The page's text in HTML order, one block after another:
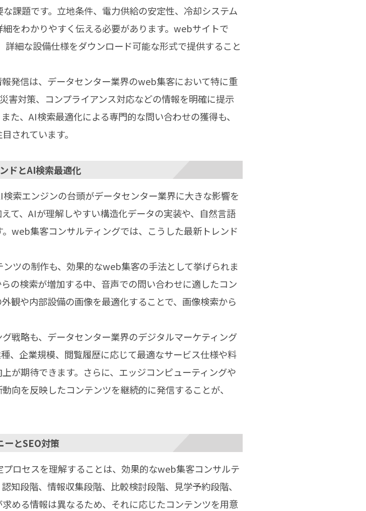
課題です。立地条件、電力供給の安定性、冷却システム
をわかりやすく伝える必要があります。webサイトで
細な設備仕様をダウンロード可能な形式で提供すること
発信は、データセンター業界のweb集客において特に重
害対策、コンプライアンス対応などの情報を明確に提示
た、AI検索最適化による専門的な問い合わせの獲得も、
されています。
ドとAI検索最適化
索エンジンの台頭がデータセンター業界に大きな影響を
て、AIが理解しやすい構造化データの実装や、自然言語
web集客コンサルティングでは、こうした最新トレンド
ツの制作も、効果的なweb集客の手法として挙げられま
の検索が増加する中、音声での問い合わせに適したコン
観や内部設備の画像を最適化することで、画像検索から
戦略も、データセンター業界のデジタルマーケティング
、企業規模、閲覧履歴に応じて最適なサービス仕様や料
が期待できます。さらに、エッジコンピューティングや
向を反映したコンテンツを継続的に発信することが、
ーとSEO対策
ロセスを理解することは、効果的なweb集客コンサルテ
知段階、情報収集段階、比較検討段階、見学予約段階、
める情報は異なるため、それに応じたコンテンツを用意